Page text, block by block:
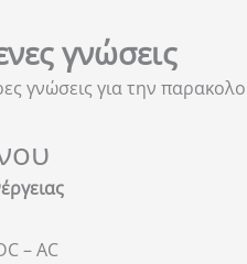
γνώσεις
γνώσεις για την
– AC